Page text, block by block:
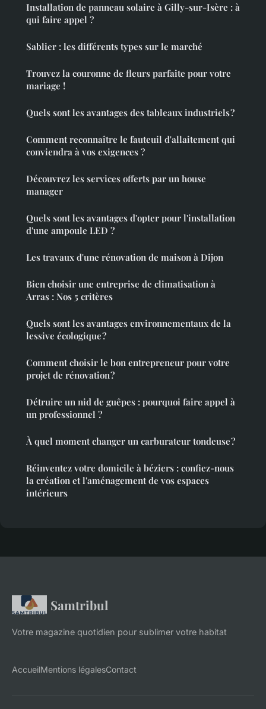
Installation de panneau solaire à Gilly-sur-Isère : à
qui faire appel ?
Sablier : les différents types sur le marché
Trouvez la couronne de fleurs parfaite pour votre
mariage !
Quels sont les avantages des tableaux industriels ?
Comment reconnaître le fauteuil d'allaitement qui
conviendra à vos exigences ?
Découvrez les services offerts par un house
manager
Quels sont les avantages d'opter pour l'installation
d'une ampoule LED ?
Les travaux d'une rénovation de maison à Dijon
Bien choisir une entreprise de climatisation à
Arras : Nos 5 critères
Quels sont les avantages environnementaux de la
lessive écologique ?
Comment choisir le bon entrepreneur pour votre
projet de rénovation ?
Détruire un nid de guêpes : pourquoi faire appel à
un professionnel ?
À quel moment changer un carburateur tondeuse ?
Réinventez votre domicile à béziers : confiez-nous
la création et l'aménagement de vos espaces
intérieurs
Samtribul
Votre magazine quotidien pour sublimer votre habitat
AccueilMentions légalesContact